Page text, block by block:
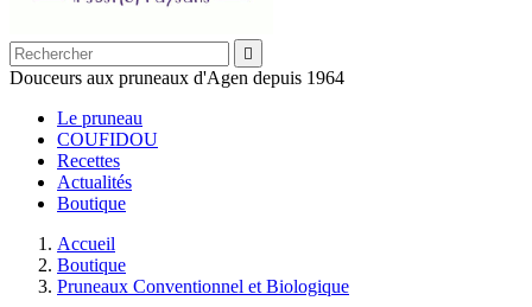

Douceurs aux pruneaux d'Agen depuis 1964
Le pruneau
COUFIDOU
Recettes
Actualités
Boutique
Accueil
Boutique
Pruneaux Conventionnel et Biologique